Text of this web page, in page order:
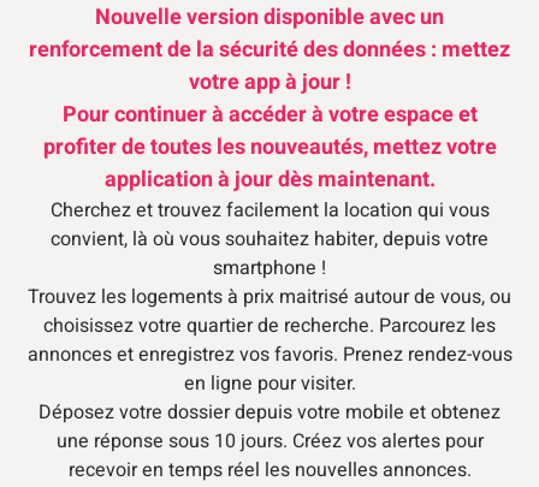
Nouvelle version disponible avec un
renforcement de la sécurité des données : mettez
votre app à jour !
Pour continuer à accéder à votre espace et
profiter de toutes les nouveautés, mettez votre
application à jour dès maintenant.
Cherchez et trouvez facilement la location qui vous
convient, là où vous souhaitez habiter, depuis votre
smartphone !
Trouvez les logements à prix maitrisé autour de vous, ou
choisissez votre quartier de recherche. Parcourez les
annonces et enregistrez vos favoris. Prenez rendez-vous
en ligne pour visiter.
Déposez votre dossier depuis votre mobile et obtenez
une réponse sous 10 jours. Créez vos alertes pour
recevoir en temps réel les nouvelles annonces.